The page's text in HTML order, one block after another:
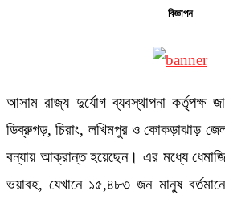
বিজ্ঞাপন
আসাম রাজ্য দুর্যোগ ব্যবস্থাপনা কর্তৃপক্ষ
ডিব্রুগড়, চিরাং, লখিমপুর ও কোকড়াঝাড়
বন্যায় আক্রান্ত হয়েছেন। এর মধ্যে
ভয়াবহ, যেখানে ১৫,৪৮৩ জন মানুষ